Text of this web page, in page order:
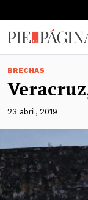
BRECHAS
23 abril, 2019